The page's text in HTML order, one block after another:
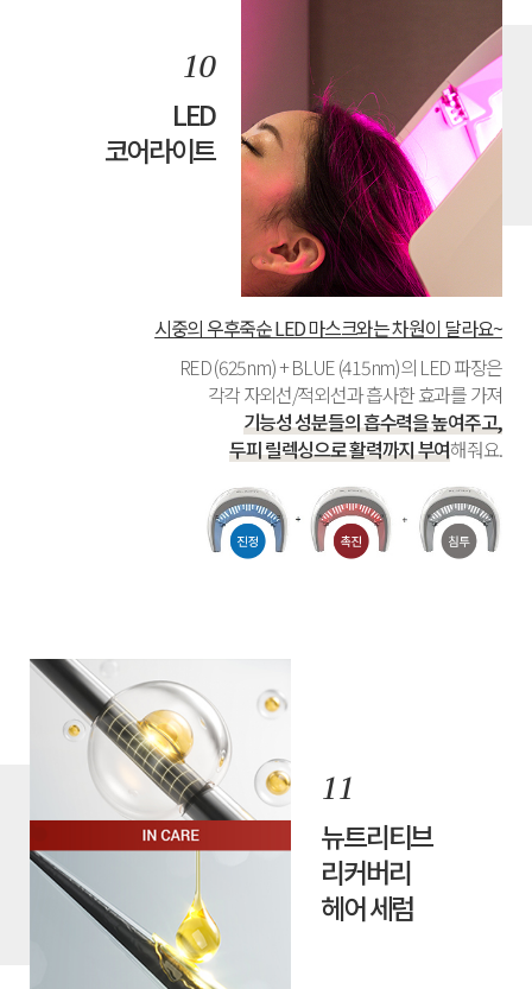
LED
코어라이트
시중의 우후죽순 LED 마스크와는 차원이 달라요~
RED (625nm) + BLUE (415nm)의 LED 파장은
각각 자외선/적외선과 흡사한 효과를 가져
기능성 성분들의 흡수력을 높여주고,
두피 릴렉싱으로 활력까지 부여해줘요.
뉴트리티브
리커버리
헤어 세럼